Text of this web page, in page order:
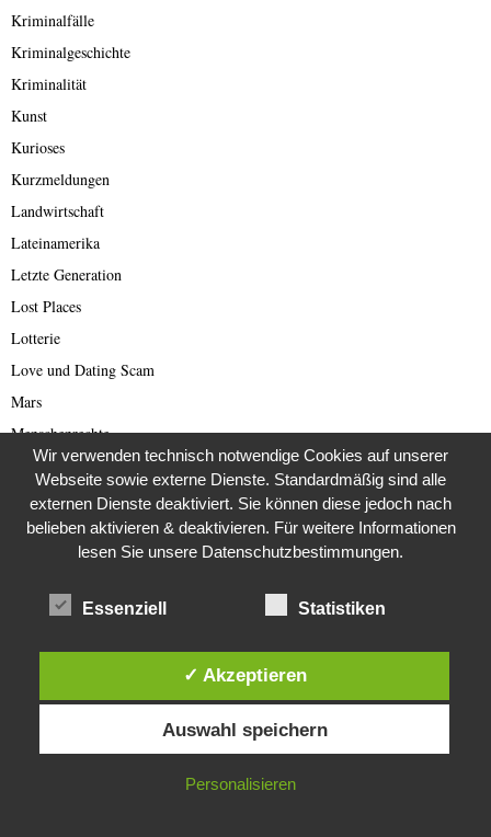
Kriminalfälle
Kriminalgeschichte
Kriminalität
Kunst
Kurioses
Kurzmeldungen
Landwirtschaft
Lateinamerika
Letzte Generation
Lost Places
Lotterie
Love und Dating Scam
Mars
Menschenrechte
Mittelalter
Mond
Mystery
Nordkorea Presse
Oldtimer
Phishing
Diese Website verwendet Cookies. Durch die weitere Nutzung dieser
Website stimmst du der Verwendung von Cookies zu.
IN ORDNUNG
Wir verwenden technisch notwendige Cookies auf unserer
Webseite sowie externe Dienste. Standardmäßig sind alle
externen Dienste deaktiviert. Sie können diese jedoch nach
belieben aktivieren & deaktivieren. Für weitere Informationen
lesen Sie unsere Datenschutzbestimmungen.
Essenziell Statistiken
✓ Akzeptieren
Auswahl speichern
Personalisieren